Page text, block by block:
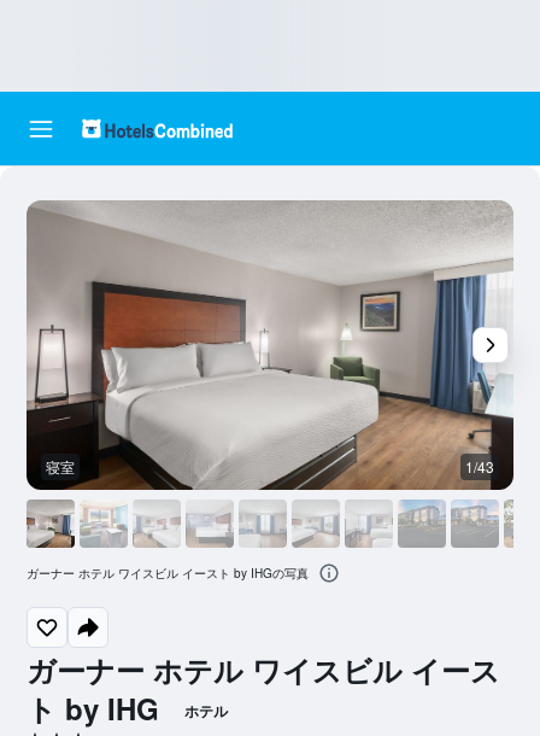
ガーナー ホテル ワイスビル イース
ト by IHG
ホテル
寝室 1/43
ガーナー ホテル ワイスビル イースト by IHGの写真